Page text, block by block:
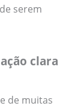
serem
clara
de muitas